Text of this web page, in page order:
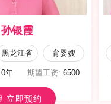
唐晓丽
甘肃省 育儿嫂
年 期望工资: 6500
立即预约